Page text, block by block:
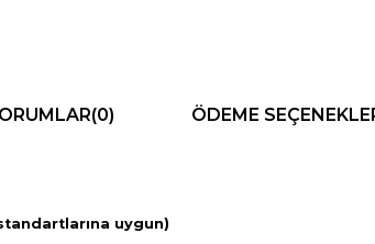
(0) ÖDEME
uygun)